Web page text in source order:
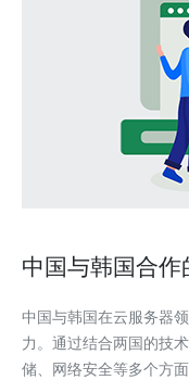
中国与韩国合
中国与韩国在云服务器
力。通过结合两国的技
储、网络安全等多个方